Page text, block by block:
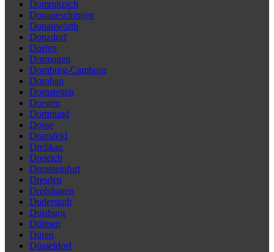
Dommitzsch
Donaueschingen
Donauwörth
Donzdorf
Dorfen
Dormagen
Dornburg-Camburg
Dornhan
Dornstetten
Dorsten
Dortmund
Dosse
Dransfeld
Drebkau
Dreieich
Drensteinfurt
Dresden
Drolshagen
Duderstadt
Duisburg
Dülmen
Düren
Düsseldorf